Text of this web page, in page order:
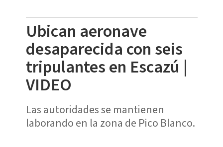
Ubican aeronave
desaparecida con seis
tripulantes en Escazú |
VIDEO
Las autoridades se mantienen
laborando en la zona de Pico Blanco.